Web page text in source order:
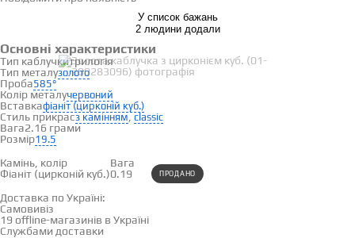
ПРОДАНО
У список бажань
2 людини додали
Основні характеристики
Тип каблучкитрилогія
Тип металузолото
Проба585°
Колір металучервоний
Вставкафіаніт (цирконій куб.)
Стиль прикрасз камінням ,classic
Вага2.16 грами
Розмір19.5
Вставки
Камінь, колір
Вага
Фіаніт (цирконій куб.)0.19
Доставка і оплата
Доставка по Україні:
Самовивіз
19 offline-магазинів в Україні
Службами доставки